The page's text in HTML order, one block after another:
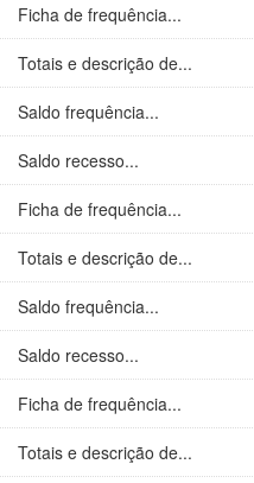
Ficha de frequência...
Totais e descrição de...
Saldo frequência...
Saldo recesso...
Ficha de frequência...
Totais e descrição de...
Saldo frequência...
Saldo recesso...
Ficha de frequência...
Totais e descrição de...